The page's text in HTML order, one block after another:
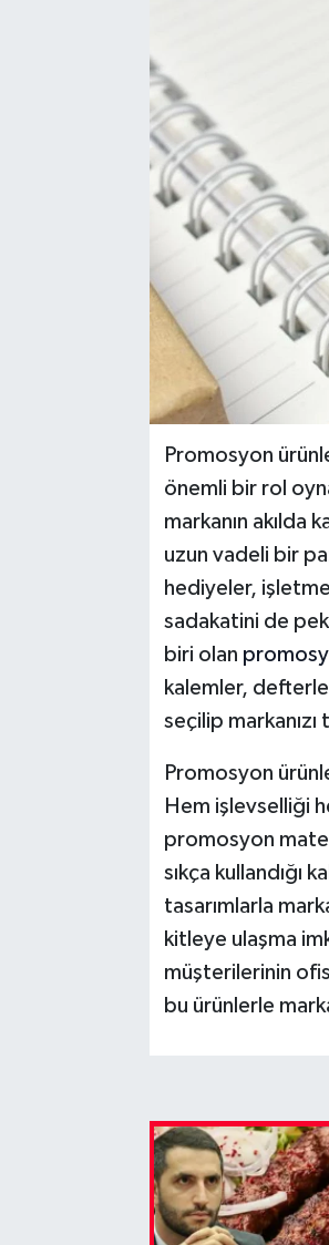
Promosyon
önemli bir rol
markanın akılda
uzun vadeli bir
hediyeler,
sadakatini de
biri olan
kalemler,
seçilip markanızı
Promosyon
Hem işlevselliği
promosyon
sıkça kullandığı
tasarımlarla
kitleye ulaşma
müşterilerinin
bu ürünlerle